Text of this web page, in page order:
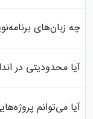
چه زبان‌های
آیا محدودیتی در
آیا می‌توانم